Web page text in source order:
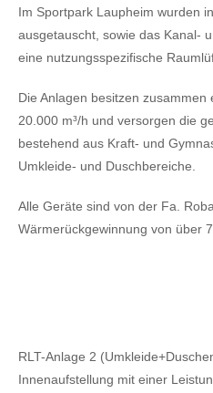
Im Sportpark Laupheim wurden
ausgetauscht, sowie das Kanal-
eine nutzungsspezifische
Die Anlagen besitzen
20.000 m³/h und versorgen die
bestehend aus Kraft- und
Umkleide- und Duschbereiche.
Alle Geräte sind von der Fa.
Wärmerückgewinnung von über
RLT-Anlage 2
Innenaufstellung mit einer